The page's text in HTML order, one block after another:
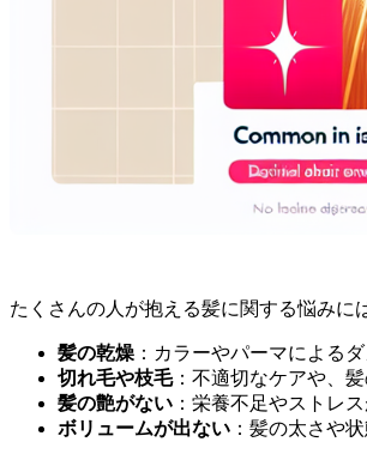
たくさんの人が抱える髪に関する悩みに
髪の乾燥 ：カラーやパーマによる
切れ毛や枝毛：不適切なケアや、
髪の艶がない ：栄養不足やストレ
ボリュームが出ない ：髪の太さや